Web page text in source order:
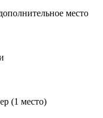
место
(1 место)